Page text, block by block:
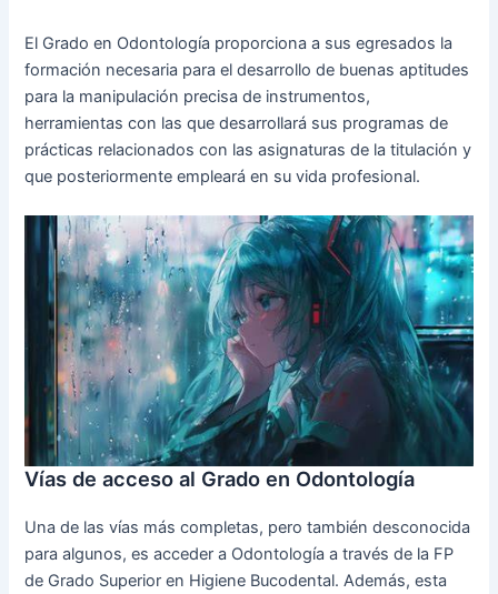
El Grado en Odontología proporciona a sus egresados la
formación necesaria para el desarrollo de buenas aptitudes
para la manipulación precisa de instrumentos,
herramientas con las que desarrollará sus programas de
prácticas relacionados con las asignaturas de la titulación y
que posteriormente empleará en su vida profesional.
Vías de acceso al Grado en Odontología
Una de las vías más completas, pero también desconocida
para algunos, es acceder a Odontología a través de la FP
de Grado Superior en Higiene Bucodental. Además, esta